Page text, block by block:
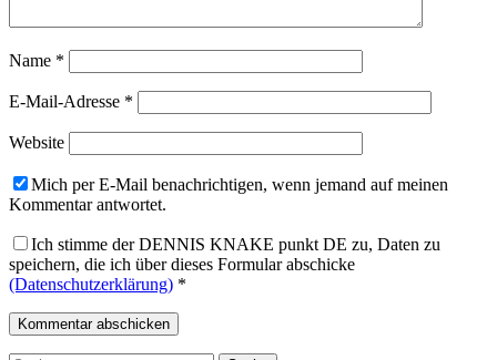
Name *
E-Mail-Adresse *
Website
Mich per E-Mail benachrichtigen, wenn jemand auf meinen
Kommentar antwortet.
Ich stimme der DENNIS KNAKE punkt DE zu, Daten zu
speichern, die ich über dieses Formular abschicke
(Datenschutzerklärung) *